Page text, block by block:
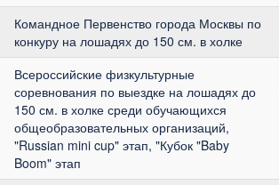
Командное Первенство города Москвы по
конкуру на лошадях до 150 см. в холке
Всероссийские физкультурные
соревнования по выездке на лошадях до
150 см. в холке среди обучающихся
общеобразовательных организаций,
"Russian mini cup" этап, "Кубок "Baby
Boom" этап